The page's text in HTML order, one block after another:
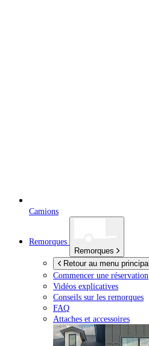
Camions
Remorques
Remorques
Retour au menu principal
Commencer une réservation
Vidéos explicatives
Conseils sur les remorques
FAQ
Attaches et accessoires